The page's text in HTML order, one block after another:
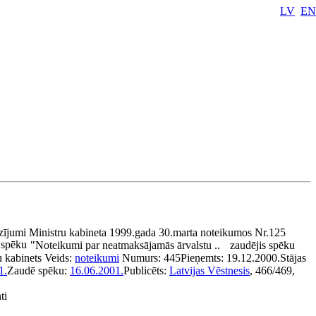
LV EN
Ministru kabineta 1999.gada 30.marta noteikumos Nr.125
"Noteikumi par neatmaksājamās ārvalstu ..
zaudējis spēku
kabinets Veids: noteikumi Numurs: 445Pieņemts: 19.12.2000.Stājas
Zaudē spēku: 16.06.2001.Publicēts: Latvijas Vēstnesis, 466/469,